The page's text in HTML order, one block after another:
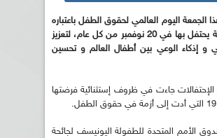
الجمعة اليوم العالمي لحقوق الطفل باعتباره
مناسبة عالمية يحتفل بها في 20 نوفمبر من كل عام، لتعزيز
و إذكاء الوعي بين أطفال العالم و تحسين
جاءت في ظروف إستثنائية فرضتها
الأمم المتحدة للطفولة اليونيسف لجائحة